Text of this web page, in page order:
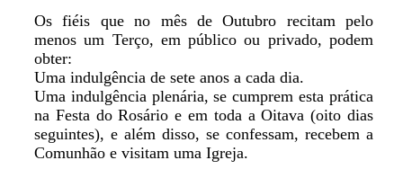
Os fiéis que no mês de Outubro recitam pelo
menos um Terço, em público ou privado, podem
obter:
Uma indulgência de sete anos a cada dia.
Uma indulgência plenária, se cumprem esta prática
na Festa do Rosário e em toda a Oitava (oito dias
seguintes), e além disso, se confessam, recebem a
Comunhão e visitam uma Igreja.